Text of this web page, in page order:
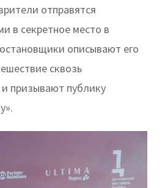
отправятся
в секретное место в
описывают его
сквозь
призывают публику